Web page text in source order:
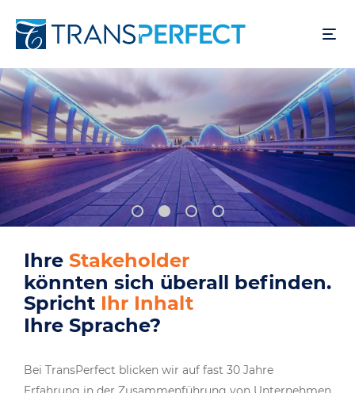
zum
Ihre Nutzer
könnten sich überall befinden.
Spricht Ihr Produkt
Ihre Sprache?
Bei TransPerfect blicken wir auf fast 30 Jahre